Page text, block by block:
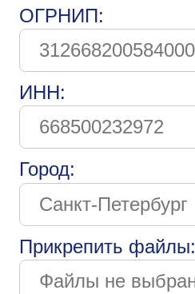
ОГРНИП:
ИНН:
Город:
Прикрепить файлы: